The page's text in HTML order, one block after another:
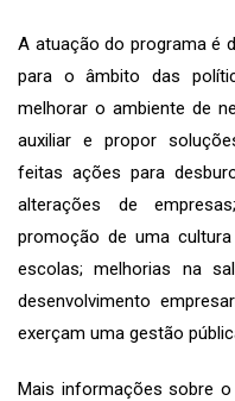
A atuação do programa é
para o âmbito das
melhorar o ambiente de
auxiliar e propor
feitas ações para
alterações de
promoção de uma
escolas; melhorias na
desenvolvimento
exerçam uma gestão
Mais informações sobre o